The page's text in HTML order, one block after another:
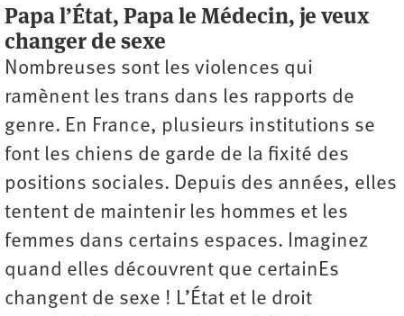
Papa l’État, Papa le Médecin, je veux
changer de sexe
Nombreuses sont les violences qui
ramènent les trans dans les rapports de
genre. En France, plusieurs institutions se
font les chiens de garde de la fixité des
positions sociales. Depuis des années, elles
tentent de maintenir les hommes et les
femmes dans certains espaces. Imaginez
quand elles découvrent que certainEs
changent de sexe ! L’État et le droit